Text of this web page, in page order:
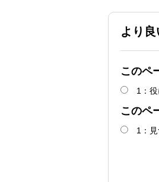
より
このペ
1：
このペ
1：